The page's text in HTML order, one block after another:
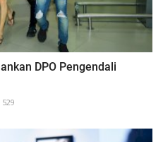
DPO Pengendali
529